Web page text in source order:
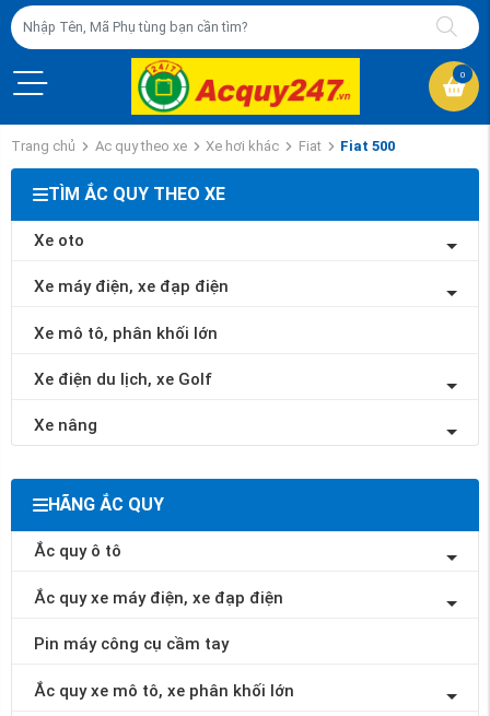
0
Trang chủ Ac quy theo xe Xe hơi khác Fiat Fiat 500
TÌM ẮC QUY THEO XE
Xe oto
Xe máy điện, xe đạp điện
Xe mô tô, phân khối lớn
Xe điện du lịch, xe Golf
Xe nâng
HÃNG ẮC QUY
Ắc quy ô tô
Ắc quy xe máy điện, xe đạp điện
Pin máy công cụ cầm tay
Ắc quy xe mô tô, xe phân khối lớn